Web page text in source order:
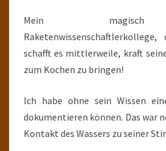
Mein magisch
schafft es mittlerweile, kraft
zum Kochen zu bringen!
Ich habe ohne sein Wissen
dokumentieren können. Das war
Kontakt des Wassers zu seiner